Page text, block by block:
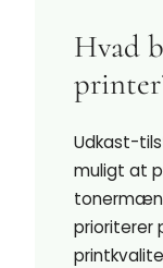
Hvad
Udkast-
muligt at
prioriterer